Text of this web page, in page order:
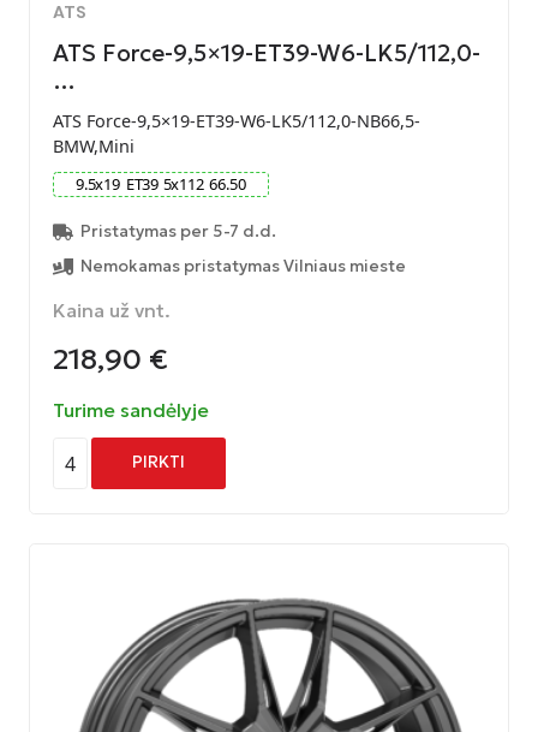
ATS
ATS Force-9,5×19-ET39-W6-LK5/112,0-
…
ATS Force-9,5×19-ET39-W6-LK5/112,0-NB66,5-
BMW,Mini
9.5x19 ET39 5x112 66.50
Pristatymas per 5-7 d.d.
Nemokamas pristatymas Vilniaus mieste
Kaina už vnt.
218,90 €
Turime sandėlyje
4 PIRKTI